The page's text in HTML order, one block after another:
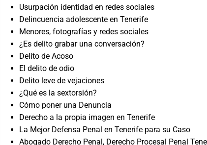
Usurpación identidad en redes sociales
Delincuencia adolescente en Tenerife
Menores, fotografías y redes sociales
¿Es delito grabar una conversación?
Delito de Acoso
El delito de odio
Delito leve de vejaciones
¿Qué es la sextorsión?
Cómo poner una Denuncia
Derecho a la propia imagen en Tenerife
La Mejor Defensa Penal en Tenerife para su Caso
Abogado Derecho Penal, Derecho Procesal Penal